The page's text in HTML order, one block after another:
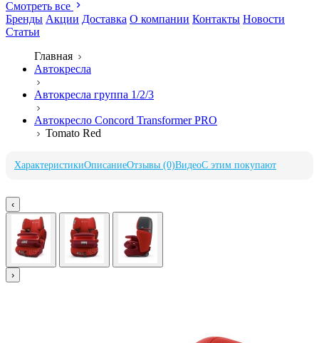
Смотреть все
Бренды Акции Доставка О компании Контакты Новости
Статьи
Главная
Автокресла
Автокресла группа 1/2/3
Автокресло Concord Transformer PRO
Tomato Red
ХарактеристикиОписаниеОтзывы (0)ВидеоС этим покупают
‹
›